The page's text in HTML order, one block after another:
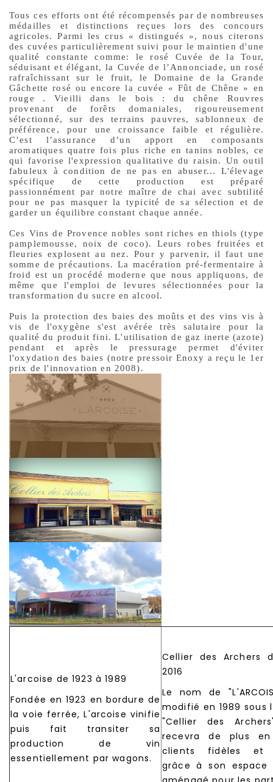
Tous ces efforts ont été récompensés par de nombreuses
médailles et distinctions reçues lors des concours
agricoles. Parmi les crus « distingués », nous citerons
des cuvées particulièrement suivi pour le maintien d'une
qualité constante comme: le rosé Cuvée de la Tour,
séduisant et élégant, la Cuvée de l’Annonciade, un rosé
rafraîchissant sur le fruit, le Domaine de la Grande
Gâchette rosé ou encore la cuvée « Fût de Chêne » en
rouge . Vieilli dans le bois : du chêne Rouvres
provenant de forêts domaniales, rigoureusement
sélectionné, sur des terrains pauvres, sablonneux de
préférence, pour une croissance faible et régulière.
C’est l’assurance d’un apport en composants
aromatiques quatre fois plus riche en tanins nobles, ce
qui favorise l'expression qualitative du raisin. Un outil
fabuleux à condition de ne pas en abuser... L'élevage
spécifique de cette production est préparé
passionnément par notre maître de chai avec subtilité
pour ne pas masquer la typicité de sa sélection et de
garder un équilibre constant chaque année.
Ces Vins de Provence nobles sont riches en thiols (type
pamplemousse, noix de coco). Leurs robes fruitées et
fleuries explosent au nez. Pour y parvenir, il faut une
somme de précautions. La macération pré-fermentaire à
froid est un procédé moderne que nous appliquons, de
même que l'emploi de levures sélectionnées pour la
transformation du sucre en alcool.
Puis la protection des baies des moûts et des vins vis à
vis de l'oxygène s'est avérée très salutaire pour la
qualité du produit fini. L'utilisation de gaz inerte (azote)
pendant et après le pressurage permet d'éviter
l'oxydation des baies (notre pressoir Enoxy a reçu le 1er
prix de l'innovation en 2008).
L'arcoise de 1923 à 1989
Fondée en 1923 en bordure de
la voie ferrée, L'arcoise vinifie
puis fait transiter sa
production de vin
essentiellement par wagons.
Cellier des Archers
2016
Le nom de
modifié en 1989 sous
"Cellier des
recevra de plus
clients fidèles et
grâce à son espace